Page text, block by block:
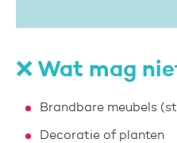
❌ Wat mag
Brandbare meubels
Decoratie of planten